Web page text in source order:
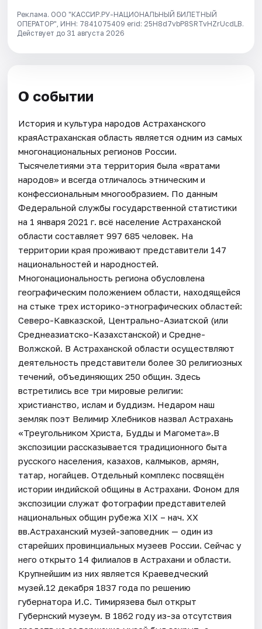
Реклама. ООО "КАССИР.РУ-НАЦИОНАЛЬНЫЙ БИЛЕТНЫЙ
ОПЕРАТОР", ИНН: 7841075409 erid: 25H8d7vbP8SRTvHZrUcdLB.
Действует до 31 августа 2026
О событии
История и культура народов Астраханского
краяАстраханская область является одним из самых
многонациональных регионов России.
Тысячелетиями эта территория была «вратами
народов» и всегда отличалось этническим и
конфессиональным многообразием. По данным
Федеральной службы государственной статистики
на 1 января 2021 г. всё население Астраханской
области составляет 997 685 человек. На
территории края проживают представители 147
национальностей и народностей.
Многонациональность региона обусловлена
географическим положением области, находящейся
на стыке трех историко-этнографических областей:
Северо-Кавказской, Центрально-Азиатской (или
Среднеазиатско-Казахстанской) и Средне-
Волжской. В Астраханской области осуществляют
деятельность представители более 30 религиозных
течений, объединяющих 250 общин. Здесь
встретились все три мировые религии:
христианство, ислам и буддизм. Недаром наш
земляк поэт Велимир Хлебников назвал Астрахань
«Треугольником Христа, Будды и Магомета».В
экспозиции рассказывается традиционного быта
русского населения, казахов, калмыков, армян,
татар, ногайцев. Отдельный комплекс посвящён
истории индийской общины в Астрахани. Фоном для
экспозиции служат фотографии представителей
национальных общин рубежа XIX – нач. XX
вв.Астраханский музей-заповедник — один из
старейших провинциальных музеев России. Сейчас у
него открыто 14 филиалов в Астрахани и области.
Крупнейшим из них является Краеведческий
музей.12 декабря 1837 года по решению
губернатора И.С. Тимирязева был открыт
Губернский музеум. В 1862 году из-за отсутствия